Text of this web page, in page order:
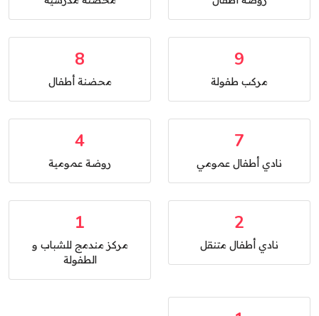
9
مركب طفولة
8
محضنة أطفال
7
نادي أطفال عمومي
4
روضة عمومية
2
نادي أطفال متنقل
1
مركز مندمج للشباب و
الطفولة